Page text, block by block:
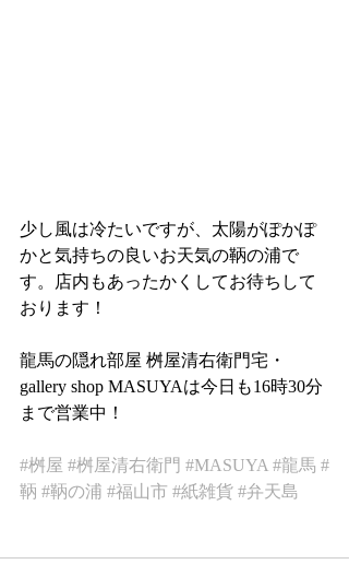
少し風は冷たいですが、太陽がぽかぽ
かと気持ちの良いお天気の鞆の浦で
す。店内もあったかくしてお待ちして
おります！
龍馬の隠れ部屋 桝屋清右衛門宅・
gallery shop MASUYAは今日も16時30分
まで営業中！
#桝屋 #桝屋清右衛門 #MASUYA #龍馬 #
鞆 #鞆の浦 #福山市 #紙雑貨 #弁天島